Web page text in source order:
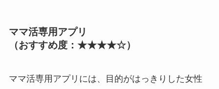
ママ活専用アプリ
（おすすめ度：★★★★☆）
ママ活専用アプリには、目的がはっきりした女性